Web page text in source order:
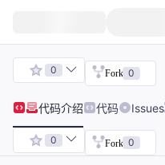
0 Fork 0
代码介绍 代码 Issues
0 Fork 0